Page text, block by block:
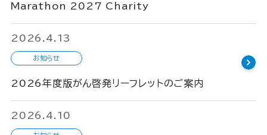
Marathon 2027 Charity
2026.4.13
お知らせ
2026年度版がん啓発リーフレットのご案内
2026.4.10